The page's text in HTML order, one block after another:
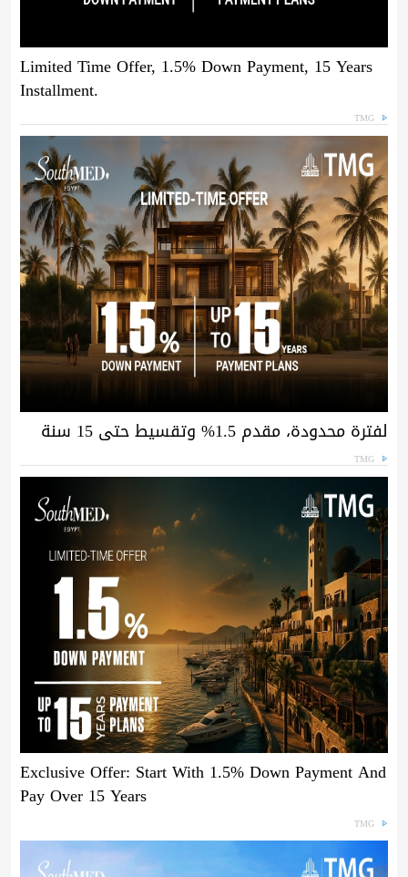
Limited Time Offer, 1.5% Down Payment, 15 Years
Installment.
TMG
لفترة محدودة، مقدم 1.5% وتقسيط حتى 15 سنة
TMG
Exclusive Offer: Start With 1.5% Down Payment And
Pay Over 15 Years
TMG